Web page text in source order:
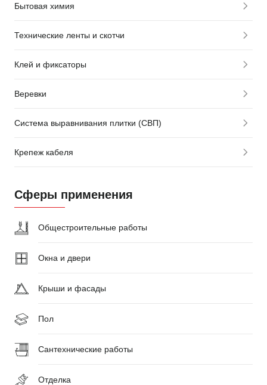
Бытовая химия
Технические ленты и скотчи
Клей и фиксаторы
Веревки
Система выравнивания плитки (СВП)
Крепеж кабеля
Сферы применения
Общестроительные работы
Окна и двери
Крыши и фасады
Пол
Сантехнические работы
Отделка